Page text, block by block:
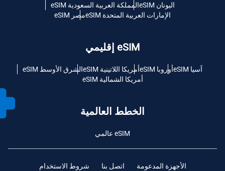
اليونان eSIM
المملكة العربية السعودية eSIM
الإمارات العربية المتحدة eSIM
مصر eSIM
eSIM إقليمي
آسيا eSIM أوروبا eSIM أمريكا اللاتينية eSIM
الشرق الأوسط eSIM
أمريكا الشمالية eSIM
الخطط العالمية
eSIM عالمي
الأجهزة المدعومة اتصل بنا شروط الاستخدام